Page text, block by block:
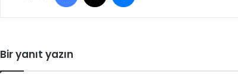
Bir yanıt yazın